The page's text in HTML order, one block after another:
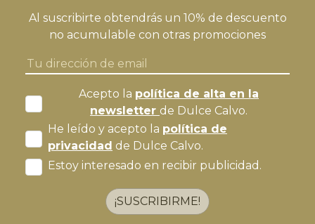
Al suscribirte obtendrás un 10% de descuento
no acumulable con otras promociones
Acepto la política de alta en la
newsletter de Dulce Calvo.
He leído y acepto la política de
privacidad de Dulce Calvo.
Estoy interesado en recibir publicidad.
¡SUSCRIBIRME!